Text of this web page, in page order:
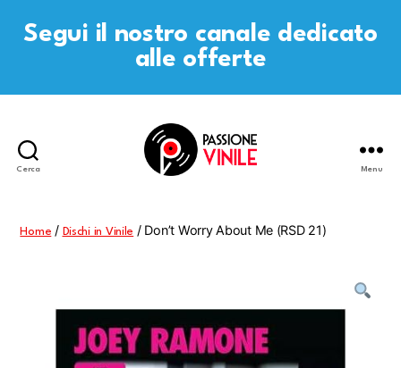
Segui il nostro canale dedicato
alle offerte
Cerca Menu
Home / Dischi in Vinile / Don’t Worry About Me (RSD 21)